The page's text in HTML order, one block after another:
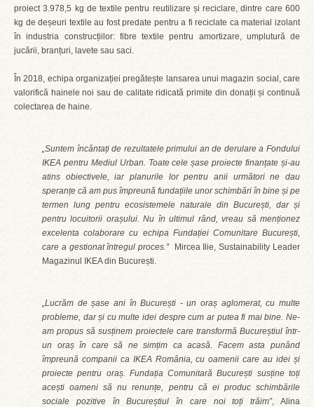
proiect 3.978,5 kg de textile pentru reutilizare și reciclare, dintre care 600
kg de deșeuri textile au fost predate pentru a fi reciclate ca material izolant
în industria construcțiilor: fibre textile pentru amortizare, umplutură de
jucării, branțuri, lavete sau saci.
În 2018, echipa organizației pregătește lansarea unui magazin social, care
valorifică hainele noi sau de calitate ridicată primite din donații și continuă
colectarea de haine.
„Suntem încântați de rezultatele primului an de derulare a Fondului
IKEA pentru Mediul Urban. Toate cele șase proiecte finanțate și-au
atins obiectivele, iar planurile lor pentru anii următori ne dau
speranțe că am pus împreună fundațiile unor schimbări în bine și pe
termen lung pentru ecosistemele naturale din București, dar și
pentru locuitorii orașului. Nu în ultimul rând, vreau să menționez
excelenta colaborare cu echipa Fundației Comunitare București,
care a gestionat întregul proces.”Mircea Ilie, Sustainability Leader
Magazinul IKEA din București.
„Lucrăm de șase ani în București - un oraș aglomerat, cu multe
probleme, dar și cu multe idei despre cum ar putea fi mai bine. Ne-
am propus să susținem proiectele care transformă Bucureștiul într-
un oraș în care să ne simțim ca acasă. Facem asta punând
împreună companii ca IKEA România, cu oamenii care au idei și
proiecte pentru oraș. Fundația Comunitară București susține toți
acești oameni să nu renunțe, pentru că ei produc schimbările
sociale pozitive în Bucureștiul în care noi toți trăim”, Alina